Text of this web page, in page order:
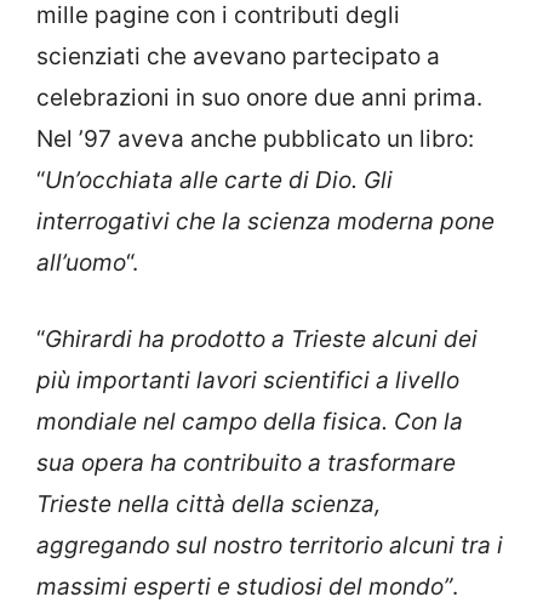
mille pagine con i contributi degli
scienziati che avevano partecipato a
celebrazioni in suo onore due anni prima.
Nel ’97 aveva anche pubblicato un libro:
“Un’occhiata alle carte di Dio. Gli
interrogativi che la scienza moderna pone
all’uomo“.
“Ghirardi ha prodotto a Trieste alcuni dei
più importanti lavori scientifici a livello
mondiale nel campo della fisica. Con la
sua opera ha contribuito a trasformare
Trieste nella città della scienza,
aggregando sul nostro territorio alcuni tra i
massimi esperti e studiosi del mondo”.